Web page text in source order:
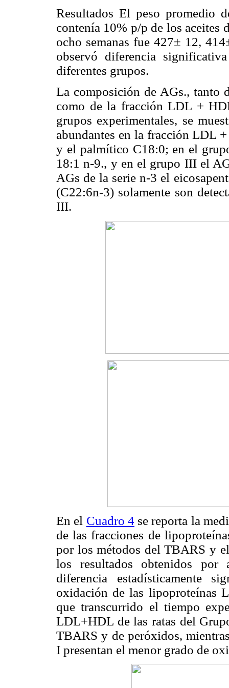
Resultados El peso promedio
contenía 10% p/p de los aceites
ocho semanas fue 427± 12,
observó diferencia
diferentes grupos.
La composición de AGs., tanto
como de la fracción LDL +
grupos experimentales, se
abundantes en la fracción LDL
y el palmítico C18:0; en el
18:1 n-9., y en el grupo III el
AGs de la serie n-3 el
(C22:6n-3) solamente son
III.
En el Cuadro 4se reporta la
de las fracciones de
por los métodos del TBARS y
los resultados obtenidos por
diferencia estadísticamente
oxidación de las lipoproteínas
que transcurrido el tiempo
LDL+HDL de las ratas del
TBARS y de peróxidos,
I presentan el menor grado de